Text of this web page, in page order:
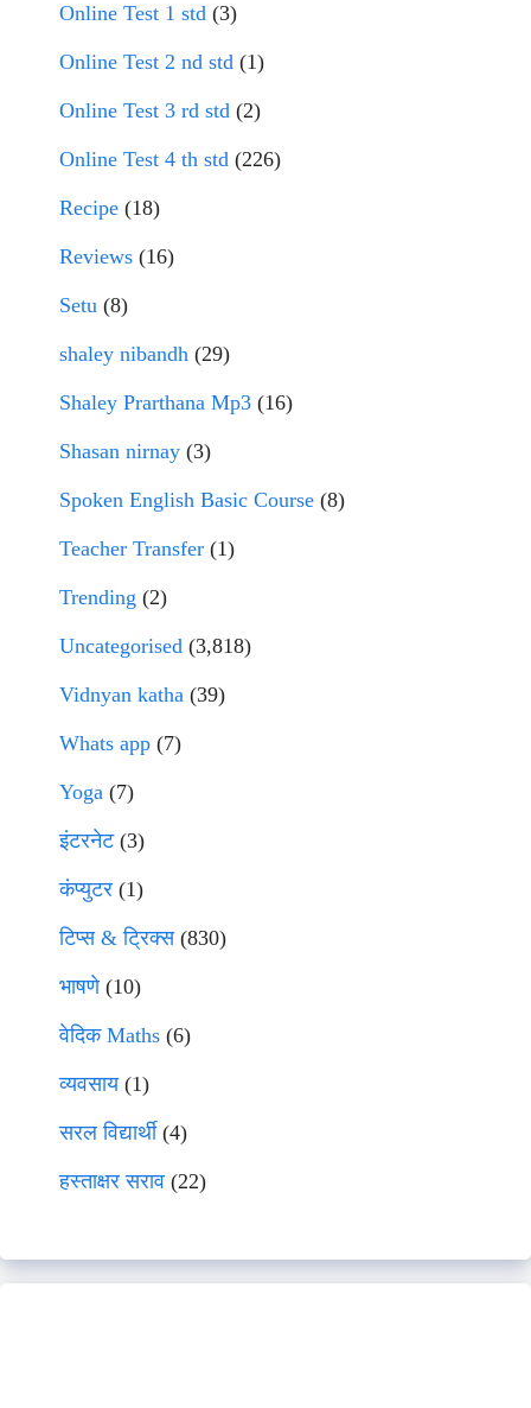
Online Test 1 std (3)
Online Test 2 nd std (1)
Online Test 3 rd std (2)
Online Test 4 th std (226)
Recipe (18)
Reviews (16)
Setu (8)
shaley nibandh (29)
Shaley Prarthana Mp3 (16)
Shasan nirnay (3)
Spoken English Basic Course (8)
Teacher Transfer (1)
Trending (2)
Uncategorised (3,818)
Vidnyan katha (39)
Whats app (7)
Yoga (7)
इंटरनेट(3)
कंप्युटर (1)
टिप्स & ट्रिक्स(830)
भाषणे(10)
वेदिक Maths (6)
व्यवसाय(1)
सरल विद्यार्थी(4)
हस्ताक्षर सराव (22)